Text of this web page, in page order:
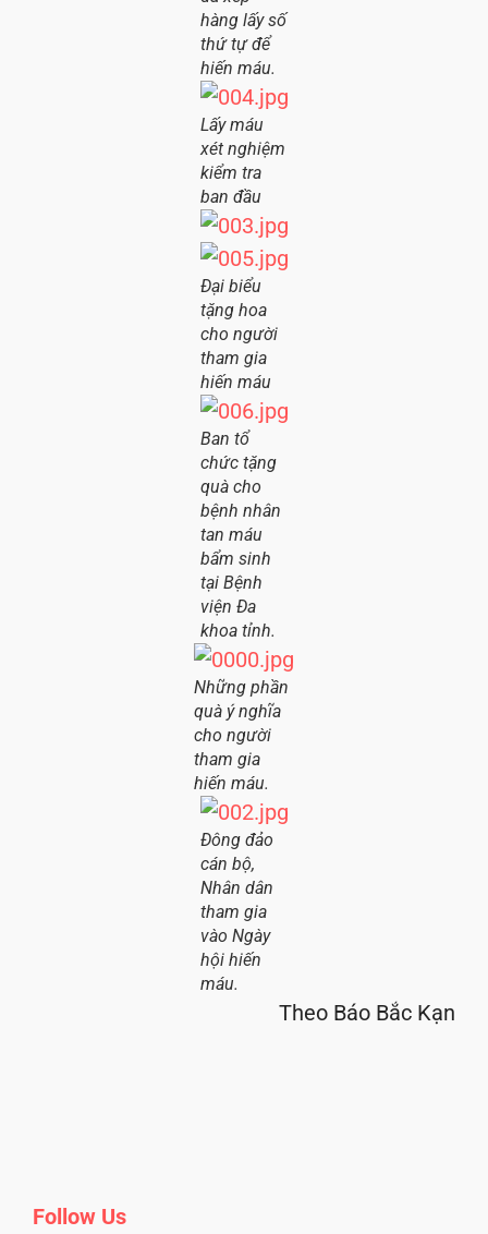
hàng lấy số
thứ tự để
hiến máu.
Lấy máu
xét nghiệm
kiểm tra
ban đầu
Đại biểu
tặng hoa
cho người
tham gia
hiến máu
Ban tổ
chức tặng
quà cho
bệnh nhân
tan máu
bẩm sinh
tại Bệnh
viện Đa
khoa tỉnh.
Những phần
quà ý nghĩa
cho người
tham gia
hiến máu.
Đông đảo
cán bộ,
Nhân dân
tham gia
vào Ngày
hội hiến
máu.
Theo Báo Bắc Kạn
Follow Us